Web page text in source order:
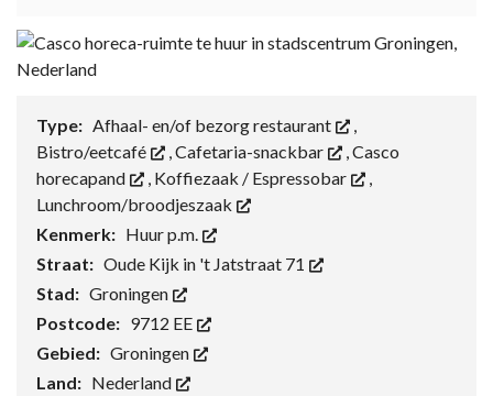
Type: Afhaal- en/of bezorg restaurant
,
Bistro/eetcafé
,Cafetaria-snackbar ,Casco
horecapand
, Koffiezaak / Espressobar
,
Lunchroom/broodjeszaak
Kenmerk: Huur p.m.
Straat: Oude Kijk in 't Jatstraat 71
Stad: Groningen
Postcode: 9712 EE
Gebied: Groningen
Land: Nederland